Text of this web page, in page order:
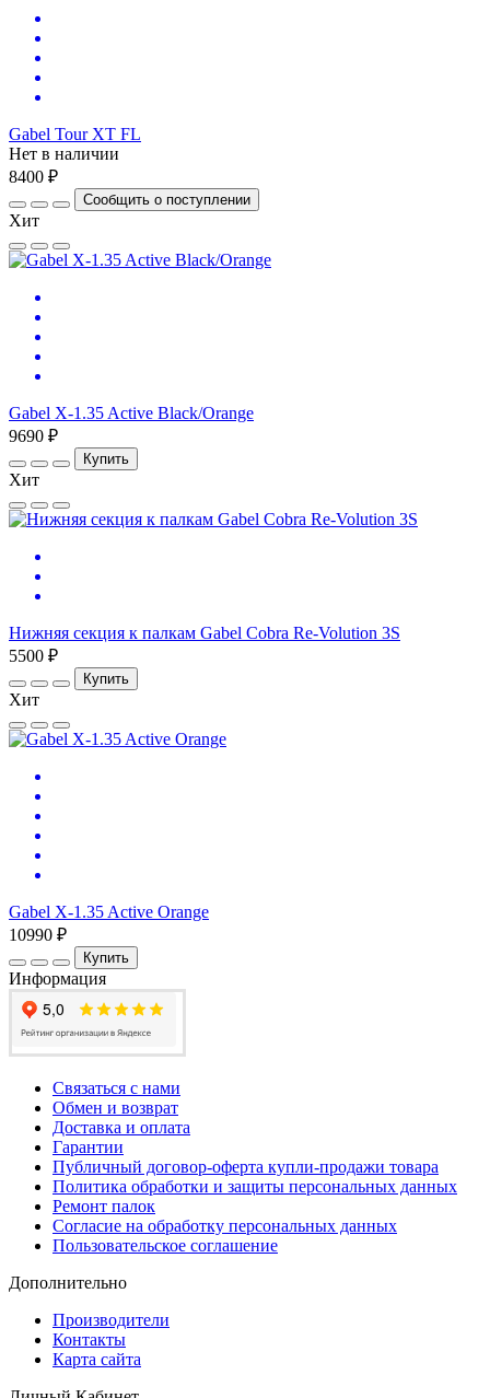
Gabel Tour XT FL
Нет в наличии
8400 ₽
Сообщить о поступлении
Хит
Gabel X-1.35 Active Black/Orange
9690 ₽
Купить
Хит
Нижняя секция к палкам Gabel Cobra Re-Volution 3S
5500 ₽
Купить
Хит
Gabel X-1.35 Active Orange
10990 ₽
Купить
Информация
Связаться с нами
Обмен и возврат
Доставка и оплата
Гарантии
Публичный договор-оферта купли-продажи товара
Политика обработки и защиты персональных данных
Ремонт палок
Согласие на обработку персональных данных
Пользовательское соглашение
Дополнительно
Производители
Контакты
Карта сайта